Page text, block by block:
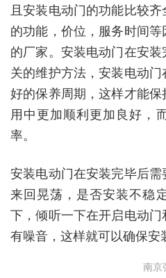
且安装电动门的功能比较
的功能，价位，服务时间
的厂家。安装电动门在安
关的维护方法，安装电动
好的保养周期，这样才能
用中更加顺利更加良好，
率。
安装电动门在安装完毕后
来回晃荡，是否安装不稳
下，倾听一下在开启电动
有噪音，这样就可以确保安
南京